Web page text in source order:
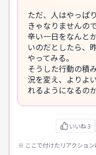
ただ、人はやっぱ
きゃなりませんの
辛い一日をなんと
いのだとしたら、
やってみる。
そうした行動の積
況を変え、よりよ
れるようになるの
いいね 3
※ ここで付けたリアクショ